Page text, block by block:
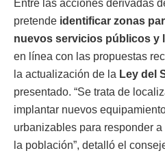
Entre las acciones derivadas
pretende identificar zonas
nuevos servicios públicos y
en línea con las propuestas
la actualización de la Ley del
presentado. “Se trata de
implantar nuevos
urbanizables para responder
la población”, detalló el